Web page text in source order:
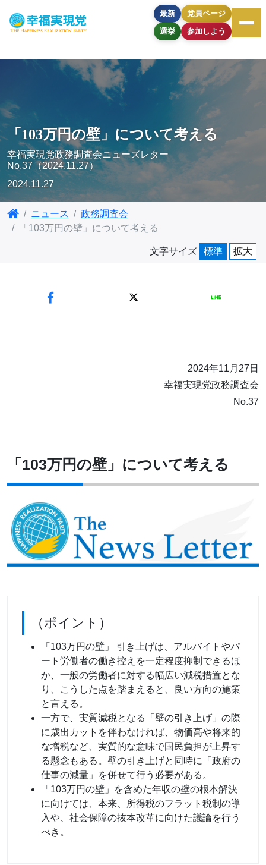
最新
選挙
党員ページ
参加しよう
「103万円の壁」について考える
幸福実現党政務調査会ニューズレター
No.37（2024.11.27）
2024.11.27
ニュース
政務調査会
「103万円の壁」について考える
文字サイズ 標準 拡大
2024年11月27日
幸福実現党政務調査会
No.37
「103万円の壁」について考える
（ポイント）
「103万円の壁」 引き上げは、アルバイトやパ
ート労働者の働き控えを一定程度抑制できるほ
か、一般の労働者に対する幅広い減税措置とな
り、こうした点を踏まえると、良い方向の施策
と言える。
一方で、実質減税となる「壁の引き上げ」の際
に歳出カットを伴わなければ、物価高や将来的
な増税など、実質的な意味で国民負担が上昇す
る懸念もある。壁の引き上げと同時に「政府の
仕事の減量」を併せて行う必要がある。
「103万円の壁」を含めた年収の壁の根本解決
に向けては、本来、所得税のフラット税制の導
入や、社会保障の抜本改革に向けた議論を行う
べき。